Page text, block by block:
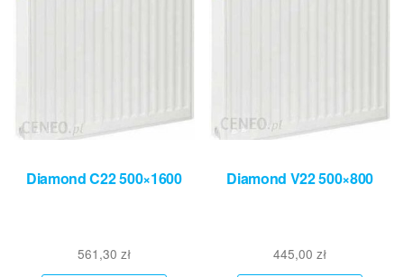
Diamond C22 500×1600
561,30 zł
Diamond V22 500×800
445,00zł